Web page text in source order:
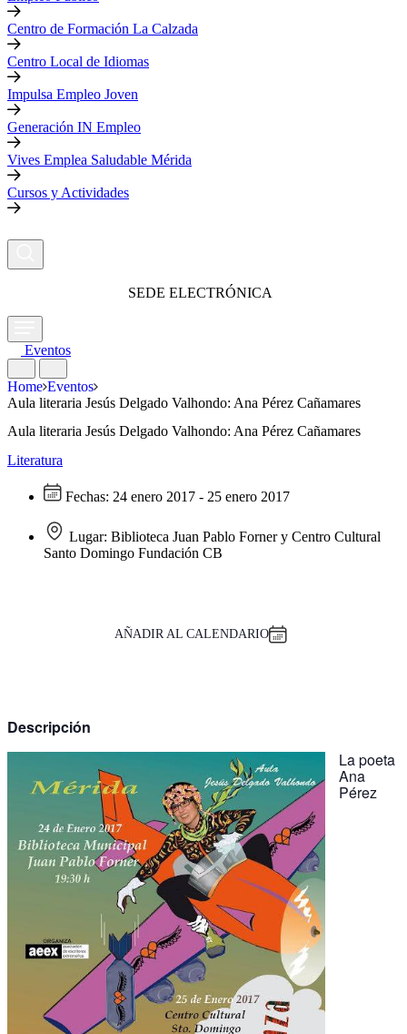
Centro de Formación La Calzada
Centro Local de Idiomas
Impulsa Empleo Joven
Generación IN Empleo
Vives Emplea Saludable Mérida
Cursos y Actividades
SEDE ELECTRÓNICA
Eventos
Home Eventos
Aula literaria Jesús Delgado Valhondo: Ana Pérez Cañamares
Aula literaria Jesús Delgado Valhondo: Ana Pérez Cañamares
Literatura
Fechas: 24 enero 2017 - 25 enero 2017
Lugar: Biblioteca Juan Pablo Forner y Centro Cultural
Santo Domingo Fundación CB
AÑADIR AL CALENDARIO
Descripción
La poeta
Ana
Pérez